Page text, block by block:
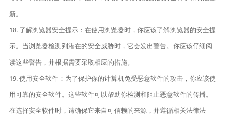
新。
18. 了解浏览器安全提示：在使用浏览器时，你应该了解浏览器的安全提
示。当浏览器检测到潜在的安全威胁时，它会发出警告。你应该仔细阅
读这些警告，并根据需要采取相应的措施。
19. 使用安全软件：为了保护你的计算机免受恶意软件的攻击，你应该使
用可靠的安全软件。这些软件可以帮助你检测和阻止恶意软件的传播。
在选择安全软件时，请确保它来自可信赖的来源，并遵循相关法律法